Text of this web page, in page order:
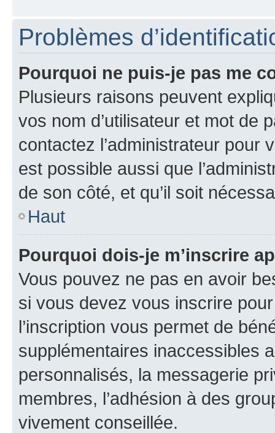
Problèmes
Pourquoi ne puis-je pas me
Plusieurs raisons peuvent
vos nom d’utilisateur et mot de
contactez l’administrateur pour
est possible aussi que
de son côté, et qu’il soit
Haut
Pourquoi dois-je m’inscrire
Vous pouvez ne pas en avoir
si vous devez vous inscrire
l’inscription vous permet de
supplémentaires inaccessibles
personnalisés, la messagerie
membres, l’adhésion à des
vivement conseillée.